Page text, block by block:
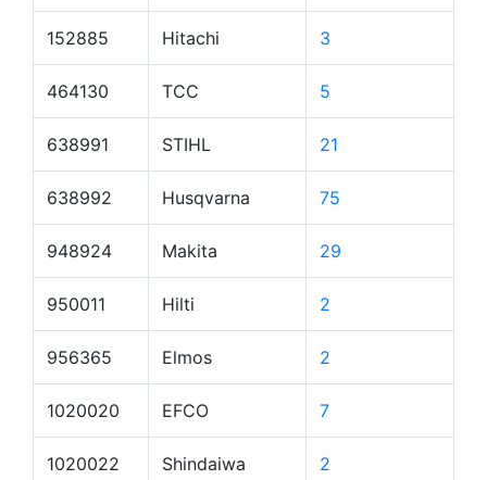
152885 Hitachi 3
464130 ТСС 5
638991 STIHL 21
638992 Husqvarna 75
948924 Makita 29
950011 Hilti 2
956365 Elmos 2
1020020 EFCO 7
1020022 Shindaiwa 2